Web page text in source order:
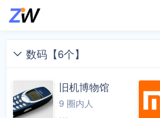
数码【6个】
旧机博物馆
9 圈内人